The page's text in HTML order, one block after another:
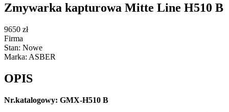
Zmywarka kapturowa Mitte Line H510 B
9650 zł
Firma
Stan: Nowe
Marka: ASBER
OPIS
Nr.katalogowy: GMX-H510 B